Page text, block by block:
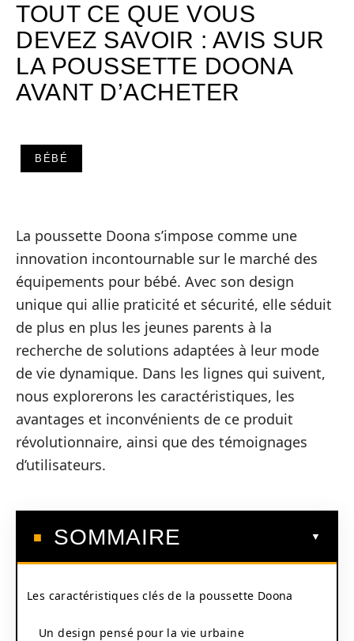
TOUT CE QUE VOUS
DEVEZ SAVOIR : AVIS SUR
LA POUSSETTE DOONA
AVANT D’ACHETER
BÉBÉ
La poussette Doona s’impose comme une
innovation incontournable sur le marché des
équipements pour bébé. Avec son design
unique qui allie praticité et sécurité, elle séduit
de plus en plus les jeunes parents à la
recherche de solutions adaptées à leur mode
de vie dynamique. Dans les lignes qui suivent,
nous explorerons les caractéristiques, les
avantages et inconvénients de ce produit
révolutionnaire, ainsi que des témoignages
d’utilisateurs.
SOMMAIRE
Les caractéristiques clés de la poussette Doona
Un design pensé pour la vie urbaine